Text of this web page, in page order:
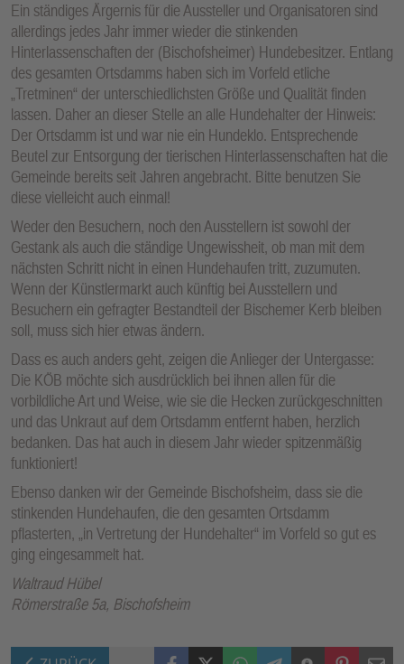
Ein ständiges Ärgernis für die Aussteller und Organisatoren sind
allerdings jedes Jahr immer wieder die stinkenden
Hinterlassenschaften der (Bischofsheimer) Hundebesitzer. Entlang
des gesamten Ortsdamms haben sich im Vorfeld etliche
„Tretminen“ der unterschiedlichsten Größe und Qualität finden
lassen. Daher an dieser Stelle an alle Hundehalter der Hinweis:
Der Ortsdamm ist und war nie ein Hundeklo. Entsprechende
Beutel zur Entsorgung der tierischen Hinterlassenschaften hat die
Gemeinde bereits seit Jahren angebracht. Bitte benutzen Sie
diese vielleicht auch einmal!
Weder den Besuchern, noch den Ausstellern ist sowohl der
Gestank als auch die ständige Ungewissheit, ob man mit dem
nächsten Schritt nicht in einen Hundehaufen tritt, zuzumuten.
Wenn der Künstlermarkt auch künftig bei Ausstellern und
Besuchern ein gefragter Bestandteil der Bischemer Kerb bleiben
soll, muss sich hier etwas ändern.
Dass es auch anders geht, zeigen die Anlieger der Untergasse:
Die KÖB möchte sich ausdrücklich bei ihnen allen für die
vorbildliche Art und Weise, wie sie die Hecken zurückgeschnitten
und das Unkraut auf dem Ortsdamm entfernt haben, herzlich
bedanken. Das hat auch in diesem Jahr wieder spitzenmäßig
funktioniert!
Ebenso danken wir der Gemeinde Bischofsheim, dass sie die
stinkenden Hundehaufen, die den gesamten Ortsdamm
pflasterten, „in Vertretung der Hundehalter“ im Vorfeld so gut es
ging eingesammelt hat.
Waltraud Hübel
Römerstraße 5a, Bischofsheim
FacebookX (Twitter)WhatsAppTelegramThreemaPinterestMail